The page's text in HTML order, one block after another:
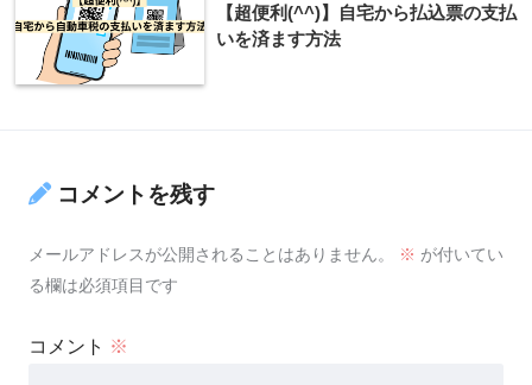
【超便利(^^)】自宅から払込票の支払
いを済ます方法
コメントを残す
メールアドレスが公開されることはありません。 ※ が付いてい
る欄は必須項目です
コメント ※